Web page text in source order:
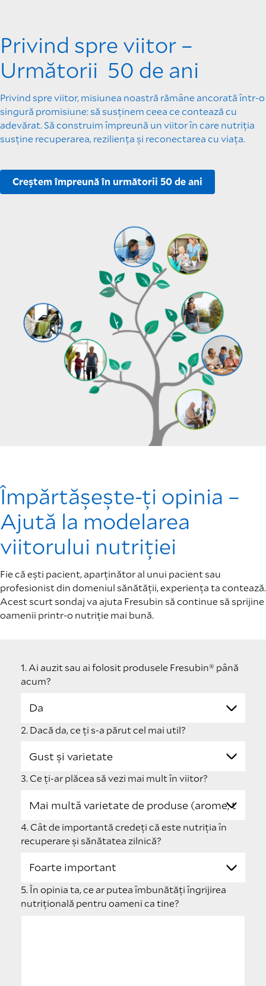
Privind spre viitor –
Următorii 50 de ani
Privind spre viitor, misiunea noastră rămâne ancorată într-o
singură promisiune: să susținem ceea ce contează cu
adevărat. Să construim împreună un viitor în care nutriția
susține recuperarea, reziliența și reconectarea cu viața.
Creștem împreună în următorii 50 de ani
Împărtășește-ți opinia –
Ajută la modelarea
viitorului nutriției
Fie că ești pacient, aparținător al unui pacient sau
profesionist din domeniul sănătății, experiența ta contează.
Acest scurt sondaj va ajuta Fresubin să continue să sprijine
oamenii printr-o nutriție mai bună.
1. Ai auzit sau ai folosit produsele Fresubin® până
acum?
2. Dacă da, ce ți s-a părut cel mai util?
3. Ce ți-ar plăcea să vezi mai mult în viitor?
4. Cât de importantă credeți că este nutriția în
recuperare și sănătatea zilnică?
5. În opinia ta, ce ar putea îmbunătăți îngrijirea
nutrițională pentru oameni ca tine?